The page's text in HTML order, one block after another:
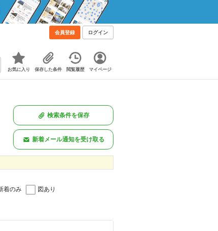
会員登録 ログイン
お気に入り 保存した条件 閲覧履歴 マイページ
検索条件を保存
新着メール通知を受け取る
着のみ 図あり